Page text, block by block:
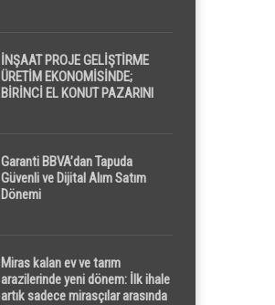
İNŞAAT PROJE GELİŞTİRME
ÜRETİM EKONOMİSİNDE;
BİRİNCİ EL KONUT PAZARINI
Garanti BBVA’dan Tapuda
Güvenli ve Dijital Alım Satım
Dönemi
Miras kalan ev ve tarım
arazilerinde yeni dönem: İlk ihale
artık sadece mirasçılar arasında